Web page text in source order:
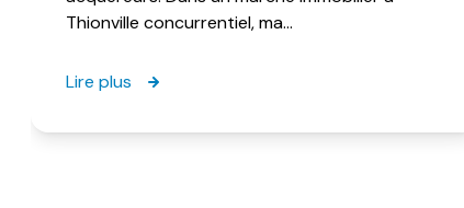
Thionville concurrentiel, ma...
Lire plus